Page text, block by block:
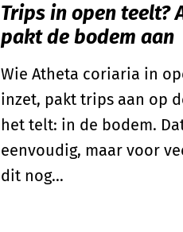
Trips in open teelt?
pakt de bodem aan
Wie Atheta coriaria in
inzet, pakt trips aan op
het telt: in de bodem.
eenvoudig, maar voor
dit nog…